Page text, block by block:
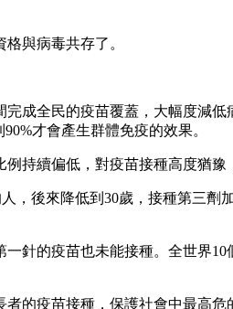
與病毒共存了。
成全民的疫苗覆蓋，大幅度減低
才會產生群體免疫的效果。
持續偏低，對疫苗接種高度猶豫
後來降低到30歲，接種第三劑
針的疫苗也未能接種。全世界
的疫苗接種，保護社會中最高危